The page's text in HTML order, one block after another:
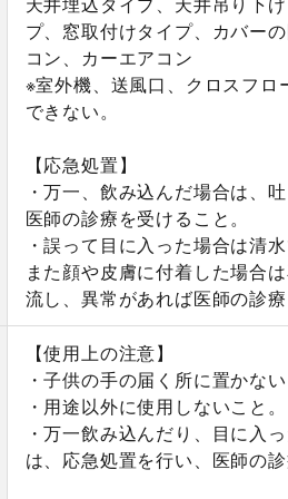
プ、窓取付けタイプ、カバー
コン、カーエアコン
※室外機、送風口、クロスフロ
できない。
【応急処置】
・万一、飲み込んだ場合は、
医師の診療を受けること。
・誤って目に入った場合は清
また顔や皮膚に付着した場合
流し、異常があれば医師の診療
【使用上の注意】
・子供の手の届く所に置かない
・用途以外に使用しないこと。
・万一飲み込んだり、目に入
は、応急処置を行い、医師の診